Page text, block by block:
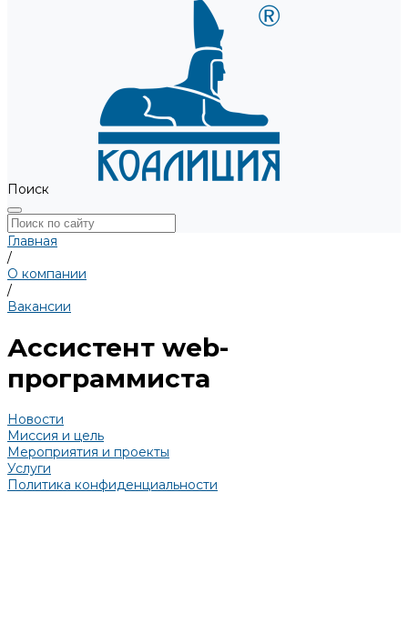
Поиск
Главная
/
О компании
/
Вакансии
Ассистент web-
программиста
Новости
Миссия и цель
Мероприятия и проекты
Услуги
Политика конфиденциальности